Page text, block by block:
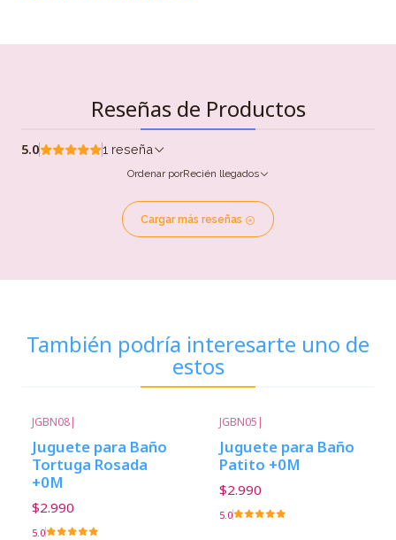
Reseñas de Productos
5.0 1 reseña
Ordenar porRecién llegados
Cargar más reseñas
También podría interesarte uno de
estos
JGBN08|
Juguete para Baño
Tortuga Rosada
+0M
$2.990
5.0
JGBN05 |
Juguete para Baño
Patito +0M
$2.990
5.0